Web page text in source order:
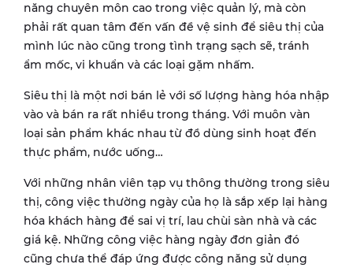
năng chuyên môn cao trong việc quản lý, mà còn
phải rất quan tâm đến vấn đề vệ sinh để siêu thị của
mình lúc nào cũng trong tình trạng sạch sẽ, tránh
ẩm mốc, vi khuẩn và các loại gặm nhấm.
Siêu thị là một nơi bán lẻ với số lượng hàng hóa nhập
vào và bán ra rất nhiều trong tháng. Với muôn vàn
loại sản phẩm khác nhau từ đồ dùng sinh hoạt đến
thực phẩm, nước uống…
Với những nhân viên tạp vụ thông thường trong siêu
thị, công việc thường ngày của họ là sắp xếp lại hàng
hóa khách hàng để sai vị trí, lau chùi sàn nhà và các
giá kệ. Những công việc hàng ngày đơn giản đó
cũng chưa thể đáp ứng được công năng sử dụng